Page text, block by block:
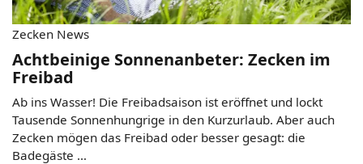
Zecken News
Achtbeinige Sonnenanbeter: Zecken im
Freibad
Ab ins Wasser! Die Freibadsaison ist eröffnet und lockt
Tausende Sonnenhungrige in den Kurzurlaub. Aber auch
Zecken mögen das Freibad oder besser gesagt: die
Badegäste …